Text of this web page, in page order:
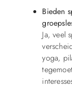
Bieden
Ja, veel
yoga,